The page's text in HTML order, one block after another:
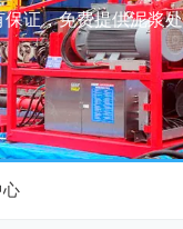
证，免费提供泥浆
心